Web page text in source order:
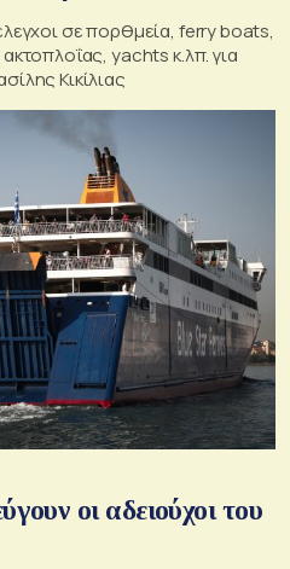
σε πορθμεία, ferry boats,
yachts κ.λπ. για
Κικίλιας
οι αδειούχοι του